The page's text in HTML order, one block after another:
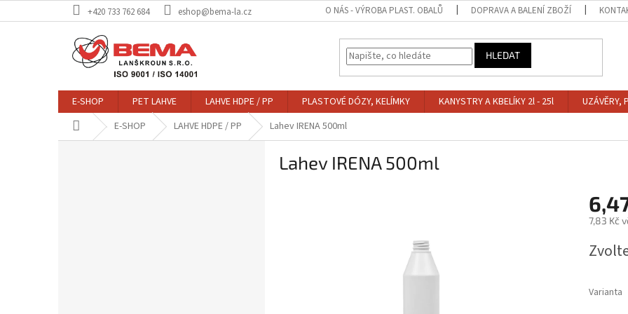
na
+420 733 762 684 eshop@bema-la.cz O NÁS - VÝROBA PLAST. OBALŮ DOPRAVA A BALENÍ ZBOŽÍ
HLEDAT
E-SHOP PET LAHVE LAHVE HDPE / PP PLASTOVÉ DÓZY, KELÍMKY KANYSTRY A KBELÍKY 2l - 25l UZÁVĚRY,
Domů E-SHOP LAHVE HDPE / PP Lahev IRENA 500ml
Lahev IRENA 500ml
7,83 Kč
cena:
Varianta